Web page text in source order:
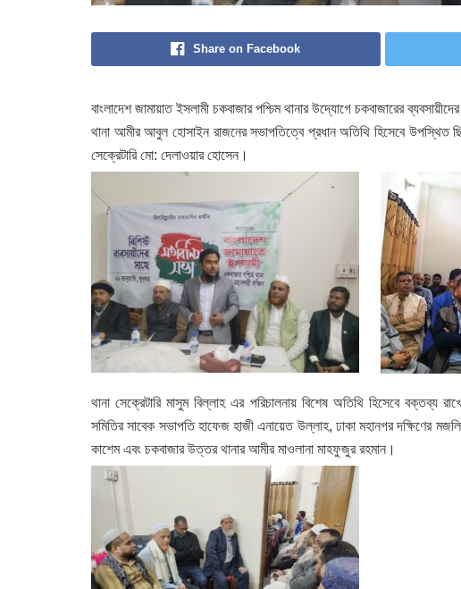
Share on Facebook
বাংলাদেশ জামায়াত ইসলামী চকবাজার পশ্চিম থানার উদ্যোগে চকবাজারের
থানা আমীর আবুল হোসাইন রাজনের সভাপতিত্বে প্রধান অতিথি হিসেবে উপস্থিত
সেক্রেটারি মো: দেলাওয়ার হোসেন।
থানা সেক্রেটারি মাসুম বিল্লাহ এর পরিচালনায় বিশেষ অতিথি হিসেবে বক্তব্য
সমিতির সাবেক সভাপতি হাফেজ হাজী এনায়েত উল্লাহ, ঢাকা মহানগর দক্ষিণের
কাশেম এবং চকবাজার উত্তর থানার আমীর মাওলানা মাহফুজুর রহমান।